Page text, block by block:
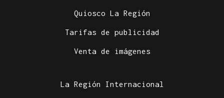
Quiosco La Región
Tarifas de publicidad
Venta de imágenes
La Región Internacional